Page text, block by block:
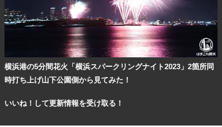
横浜港の5分間花火「横浜スパークリングナイト2023」2箇所同
時打ち上げ山下公園側から見てみた！
いいね！して更新情報を受け取る！